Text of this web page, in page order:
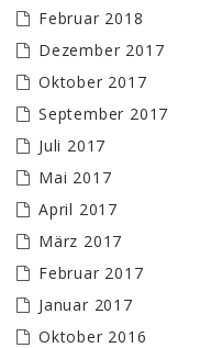
Februar 2018
Dezember 2017
Oktober 2017
September 2017
Juli 2017
Mai 2017
April 2017
März 2017
Februar 2017
Januar 2017
Oktober 2016